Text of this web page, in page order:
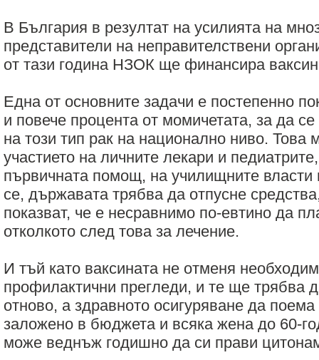
В България в резултат на усилията на
представители на неправителствени
от тази година НЗОК ще финансира
Една от основните задачи е постепенно
и повече процента от момичетата, за да
на този тип рак на национално ниво. Това
участието на личните лекари и
първичната помощ, на училищните
се, държавата трябва да отпусне
показват, че е несравнимо по-евтино да
отколкото след това за лечение.
И тъй като ваксината не отменя
профилактични прегледи, и те ще трябва
отново, а здравното осигуряване да
заложено в бюджета и всяка жена до 60-
може веднъж годишно да си прави